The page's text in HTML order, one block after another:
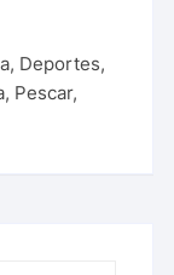
, Deportes,
, Pescar,